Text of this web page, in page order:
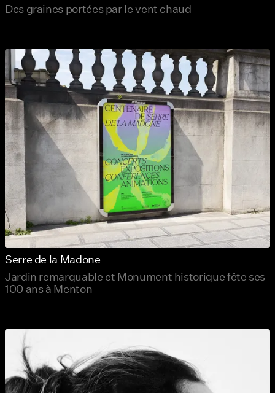
Des graines portées par le vent chaud
Serre de la Madone
Jardin remarquable et Monument historique fête ses
100 ans à Menton